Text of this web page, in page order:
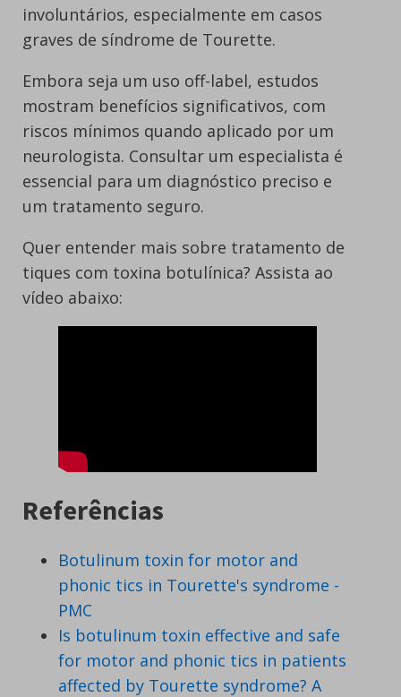
involuntários, especialmente em casos
graves de síndrome de Tourette.
Embora seja um uso off-label, estudos
mostram benefícios significativos, com
riscos mínimos quando aplicado por um
neurologista. Consultar um especialista é
essencial para um diagnóstico preciso e
um tratamento seguro.
Quer entender mais sobre tratamento de
tiques com toxina botulínica? Assista ao
vídeo abaixo:
Referências
Botulinum toxin for motor and
phonic tics in Tourette's syndrome -
PMC
Is botulinum toxin effective and safe
for motor and phonic tics in patients
affected by Tourette syndrome? A